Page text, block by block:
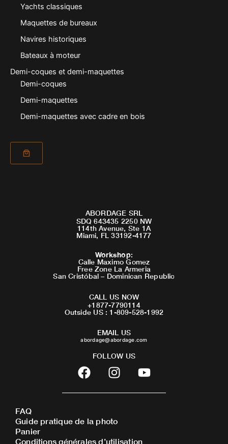
Yachts classiques
Maquettes de bureaux
Navires historiques
Bateaux à moteur
Demi-coques et demi-maquettes
Demi-coques
Demi-maquettes
Demi-maquettes avec cadre en bois
ABORDAGE SRL
SDQ 643435 2250 NW
114th Avenue, Ste 1A
Miami, FL 33192-4177
Workshop:
Calle Maximo Gomez
Free Zone La Armeria
San Cristóbal – Dominican Republic
CALL US NOW
+1877-7790114
Outside US : 1-809-528-1992
EMAIL US
abordage@abordage.com
FOLLOW US
F
a
c
b
o
I
n
s
a
g
Y
o
u
FAQ
Guide pratique de la photo
Panier
Conditions générales d’utilisation